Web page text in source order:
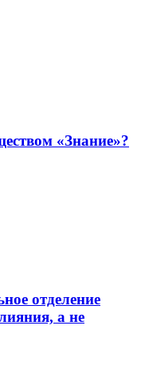
«Знание»?
отделение
а не